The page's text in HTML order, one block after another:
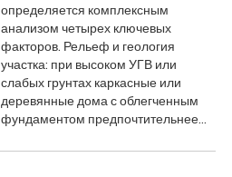
определяется комплексным
анализом четырех ключевых
факторов. Рельеф и геология
участка: при высоком УГВ или
слабых грунтах каркасные или
деревянные дома с облегченным
фундаментом предпочтительнее…